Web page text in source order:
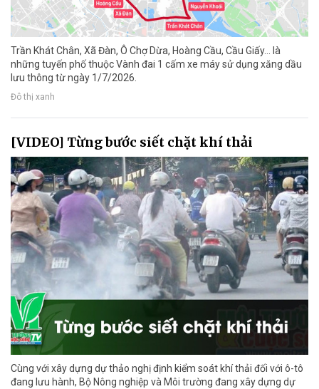
Trần Khát Chân, Xã Đàn, Ô Chợ Dừa, Hoàng Cầu, Cầu Giấy... là
những tuyến phố thuộc Vành đai 1 cấm xe máy sử dụng xăng dầu
lưu thông từ ngày 1/7/2026.
Đô thị xanh
[VIDEO] Từng bước siết chặt khí thải
Cùng với xây dựng dự thảo nghị định kiểm soát khí thải đối với ô-tô
đang lưu hành, Bộ Nông nghiệp và Môi trường đang xây dựng dự